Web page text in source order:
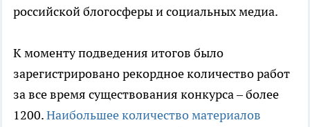
российской блогосферы и социальных медиа.
К моменту подведения итогов было
зарегистрировано рекордное количество работ
за все время существования конкурса – более
1200.Наибольшее количество материалов